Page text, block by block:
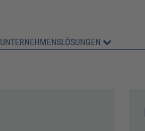
UNTERNEHMENSLÖSUNGEN